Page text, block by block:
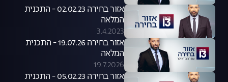
אזור בחירה 02.02.23 - התכנית
המלאה
3.4.2023
אזור בחירה 19.07.26 - התכנית
המלאה
19.7.2026
אזור בחירה 05.02.23 - התכנית